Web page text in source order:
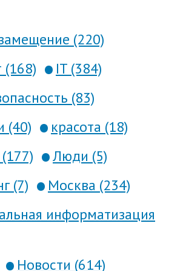
(220)
(168)
IT (384)
(83)
(40)
красота (18)
Люди (5)
(7)
Москва (234)
информатизация
Новости (614)